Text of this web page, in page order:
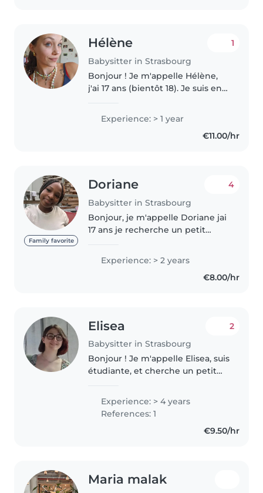
Hélène
Babysitter in Strasbourg
1
Bonjour ! Je m'appelle Hélène,
j'ai 17 ans (bientôt 18). Je suis en
d'infirmière, d'où ma vocation
pour aider les autres :) . J'aime le
Experience: > 1 year
€11.00/hr
Family favorite
Doriane
Babysitter in Strasbourg
4
Bonjour, je m'appelle Doriane jai
17 ans je recherche un petit
ponctuel , patiente J'ai de
Experience: > 2 years
€8.00/hr
Elisea
Babysitter in Strasbourg
2
Bonjour ! Je m'appelle Elisea, suis
étudiante, et cherche un petit
Cela fait plusieurs années que je
garde des enfants, chez eux ou
Experience: > 4 years
References: 1
€9.50/hr
Maria malak